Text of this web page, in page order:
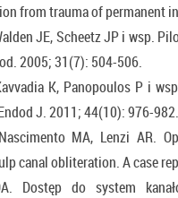
from trauma of permanent
JE, Scheetz JP i wsp.
2005; 31(7): 504-506.
K, Panopoulos P i
J. 2011; 44(10): 976-982.
MA, Lenzi AR.
canal obliteration. A case
Dostęp do system